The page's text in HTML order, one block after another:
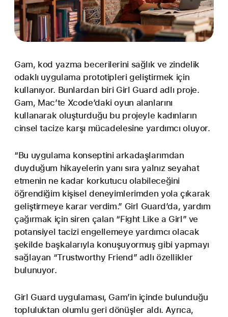
Gam, kod yazma becerilerini sağlık ve zindelik
odaklı uygulama prototipleri geliştirmek için
kullanıyor. Bunlardan biri Girl Guard adlı proje.
Gam, Mac’te Xcode’daki oyun alanlarını
kullanarak oluşturduğu bu projeyle kadınların
cinsel tacize karşı mücadelesine yardımcı oluyor.
“Bu uygulama konseptini arkadaşlarımdan
duyduğum hikayelerin yanı sıra yalnız seyahat
etmenin ne kadar korkutucu olabileceğini
öğrendiğim kişisel deneyimlerimden yola çıkarak
geliştirmeye karar verdim.” Girl Guard’da, yardım
çağırmak için siren çalan “Fight Like a Girl” ve
potansiyel tacizi engellemeye yardımcı olacak
şekilde başkalarıyla konuşuyormuş gibi yapmayı
sağlayan “Trustworthy Friend” adlı özellikler
bulunuyor.
Girl Guard uygulaması, Gam’in içinde bulunduğu
topluluktan olumlu geri dönüşler aldı. Ayrıca,